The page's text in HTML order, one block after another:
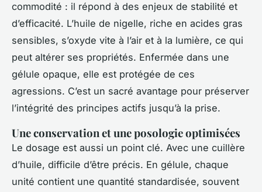
commodité : il répond à des enjeux de stabilité et
d’efficacité. L’huile de nigelle, riche en acides gras
sensibles, s’oxyde vite à l’air et à la lumière, ce qui
peut altérer ses propriétés. Enfermée dans une
gélule opaque, elle est protégée de ces
agressions. C’est un sacré avantage pour préserver
l’intégrité des principes actifs jusqu’à la prise.
Une conservation et une posologie optimisées
Le dosage est aussi un point clé. Avec une cuillère
d’huile, difficile d’être précis. En gélule, chaque
unité contient une quantité standardisée, souvent